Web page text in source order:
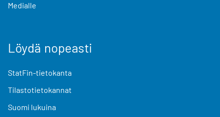
Medialle
Löydä nopeasti
StatFin-tietokanta
Tilastotietokannat
Suomi lukuina